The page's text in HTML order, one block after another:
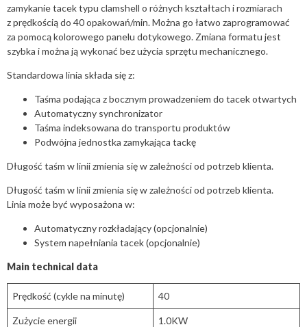
zamykanie tacek typu clamshell o różnych kształtach i rozmiarach
z prędkością do 40 opakowań/min. Można go łatwo zaprogramować
za pomocą kolorowego panelu dotykowego. Zmiana formatu jest
szybka i można ją wykonać bez użycia sprzętu mechanicznego.
Standardowa linia składa się z:
Taśma podająca z bocznym prowadzeniem do tacek otwartych
Automatyczny synchronizator
Taśma indeksowana do transportu produktów
Podwójna jednostka zamykająca tackę
Długość taśm w linii zmienia się w zależności od potrzeb klienta.
Długość taśm w linii zmienia się w zależności od potrzeb klienta.
Linia może być wyposażona w:
Automatyczny rozkładający (opcjonalnie)
System napełniania tacek (opcjonalnie)
Main technical data
Prędkość (cykle na minutę) 40
Zużycie energii 1.0KW